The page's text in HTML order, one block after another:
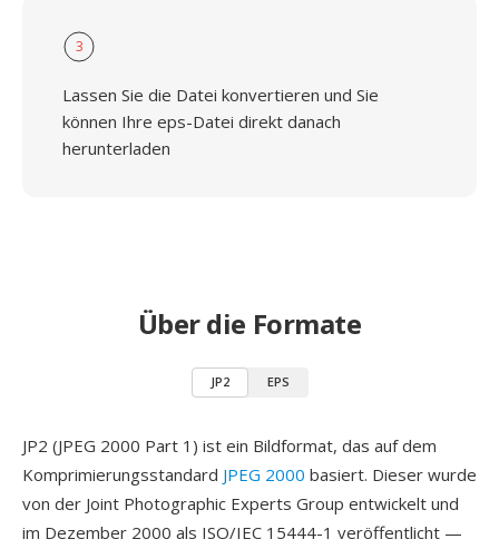
3
Lassen Sie die Datei konvertieren und Sie
können Ihre eps-Datei direkt danach
herunterladen
Über die Formate
JP2 EPS
JP2 (JPEG 2000 Part 1) ist ein Bildformat, das auf dem
Komprimierungsstandard JPEG 2000 basiert. Dieser wurde
von der Joint Photographic Experts Group entwickelt und
im Dezember 2000 als ISO/IEC 15444-1 veröffentlicht —